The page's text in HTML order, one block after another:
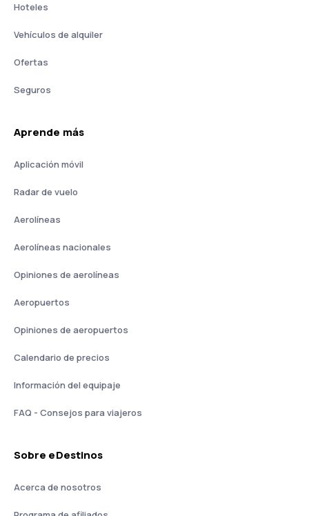
Hoteles
Vehículos de alquiler
Ofertas
Seguros
Aprende más
Aplicación móvil
Radar de vuelo
Aerolíneas
Aerolíneas nacionales
Opiniones de aerolíneas
Aeropuertos
Opiniones de aeropuertos
Calendario de precios
Información del equipaje
FAQ - Consejos para viajeros
Sobre eDestinos
Acerca de nosotros